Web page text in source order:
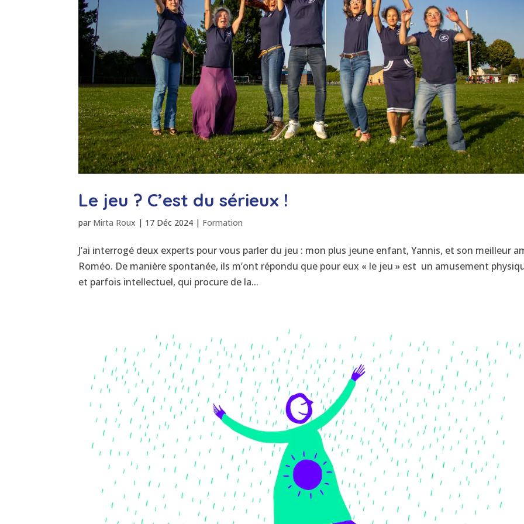
Le jeu ? C’est du sérieux !
par Mirta Roux | 17 Déc 2024 | Formation
J’ai interrogé deux experts pour vous parler du jeu : mon plus jeune enfant, Yannis, et son meilleur
Roméo. De manière spontanée, ils m’ont répondu que pour eux « le jeu » est un amusement
et parfois intellectuel, qui procure de la...